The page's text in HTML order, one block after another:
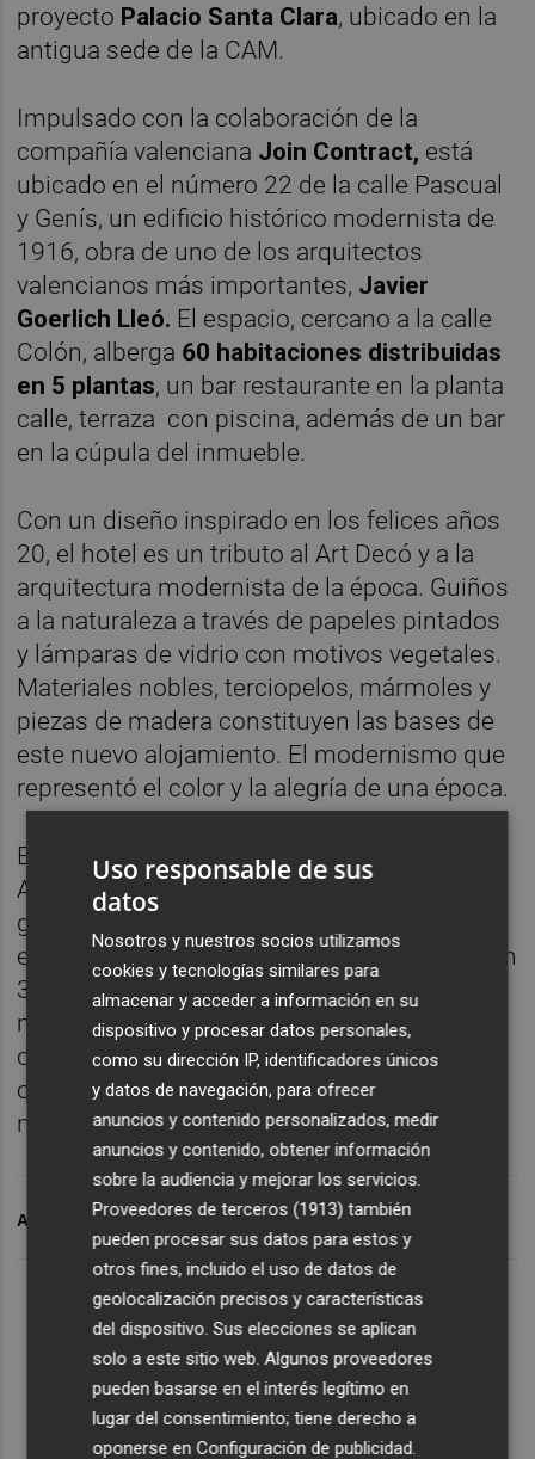
proyecto Palacio Santa Clara, ubicado en la
antigua sede de la CAM.
Impulsado con la colaboración de la
compañía valenciana Join Contract, está
ubicado en el número 22 de la calle Pascual
y Genís, un edificio histórico modernista de
1916, obra de uno de los arquitectos
valencianos más importantes, Javier
Goerlich Lleó. El espacio, cercano a la calle
Colón, alberga 60 habitaciones distribuidas
en 5 plantas, un bar restaurante en la planta
calle, terraza con piscina, además de un bar
en la cúpula del inmueble.
Con un diseño inspirado en los felices años
20, el hotel es un tributo al Art Decó y a la
arquitectura modernista de la época. Guiños
a la naturaleza a través de papeles pintados
y lámparas de vidrio con motivos vegetales.
Materiales nobles, terciopelos, mármoles y
piezas de madera constituyen las bases de
este nuevo alojamiento. El modernismo que
representó el color y la alegría de una época.
Esta línea de hoteles, bajo el nombre
Autograph Collection y enmarcados en una
gama de lujo, tiene más de 180
establecimientos repartidos por el mundo en
32 países. Se trata del primero de esta
modalidad ubicado en València, donde la
cadena estadounidense AC Marriot ya tiene
otros dos hoteles ubicados en calle Colón
número 6 y Avenida de Francia 67.
ARCHIVADO EN JOIN CONTRACT HOTELES
Uso responsable de sus
datos
Nosotros y nuestros socios utilizamos
cookies y tecnologías similares para
almacenar y acceder a información en su
dispositivo y procesar datos personales,
como su dirección IP, identificadores únicos
y datos de navegación, para ofrecer
anuncios y contenido personalizados, medir
anuncios y contenido, obtener información
sobre la audiencia y mejorar los servicios.
Proveedores de terceros (1913) también
pueden procesar sus datos para estos y
otros fines, incluido el uso de datos de
geolocalización precisos y características
del dispositivo. Sus elecciones se aplican
solo a este sitio web. Algunos proveedores
pueden basarse en el interés legítimo en
lugar del consentimiento; tiene derecho a
oponerse enConfiguración de publicidad